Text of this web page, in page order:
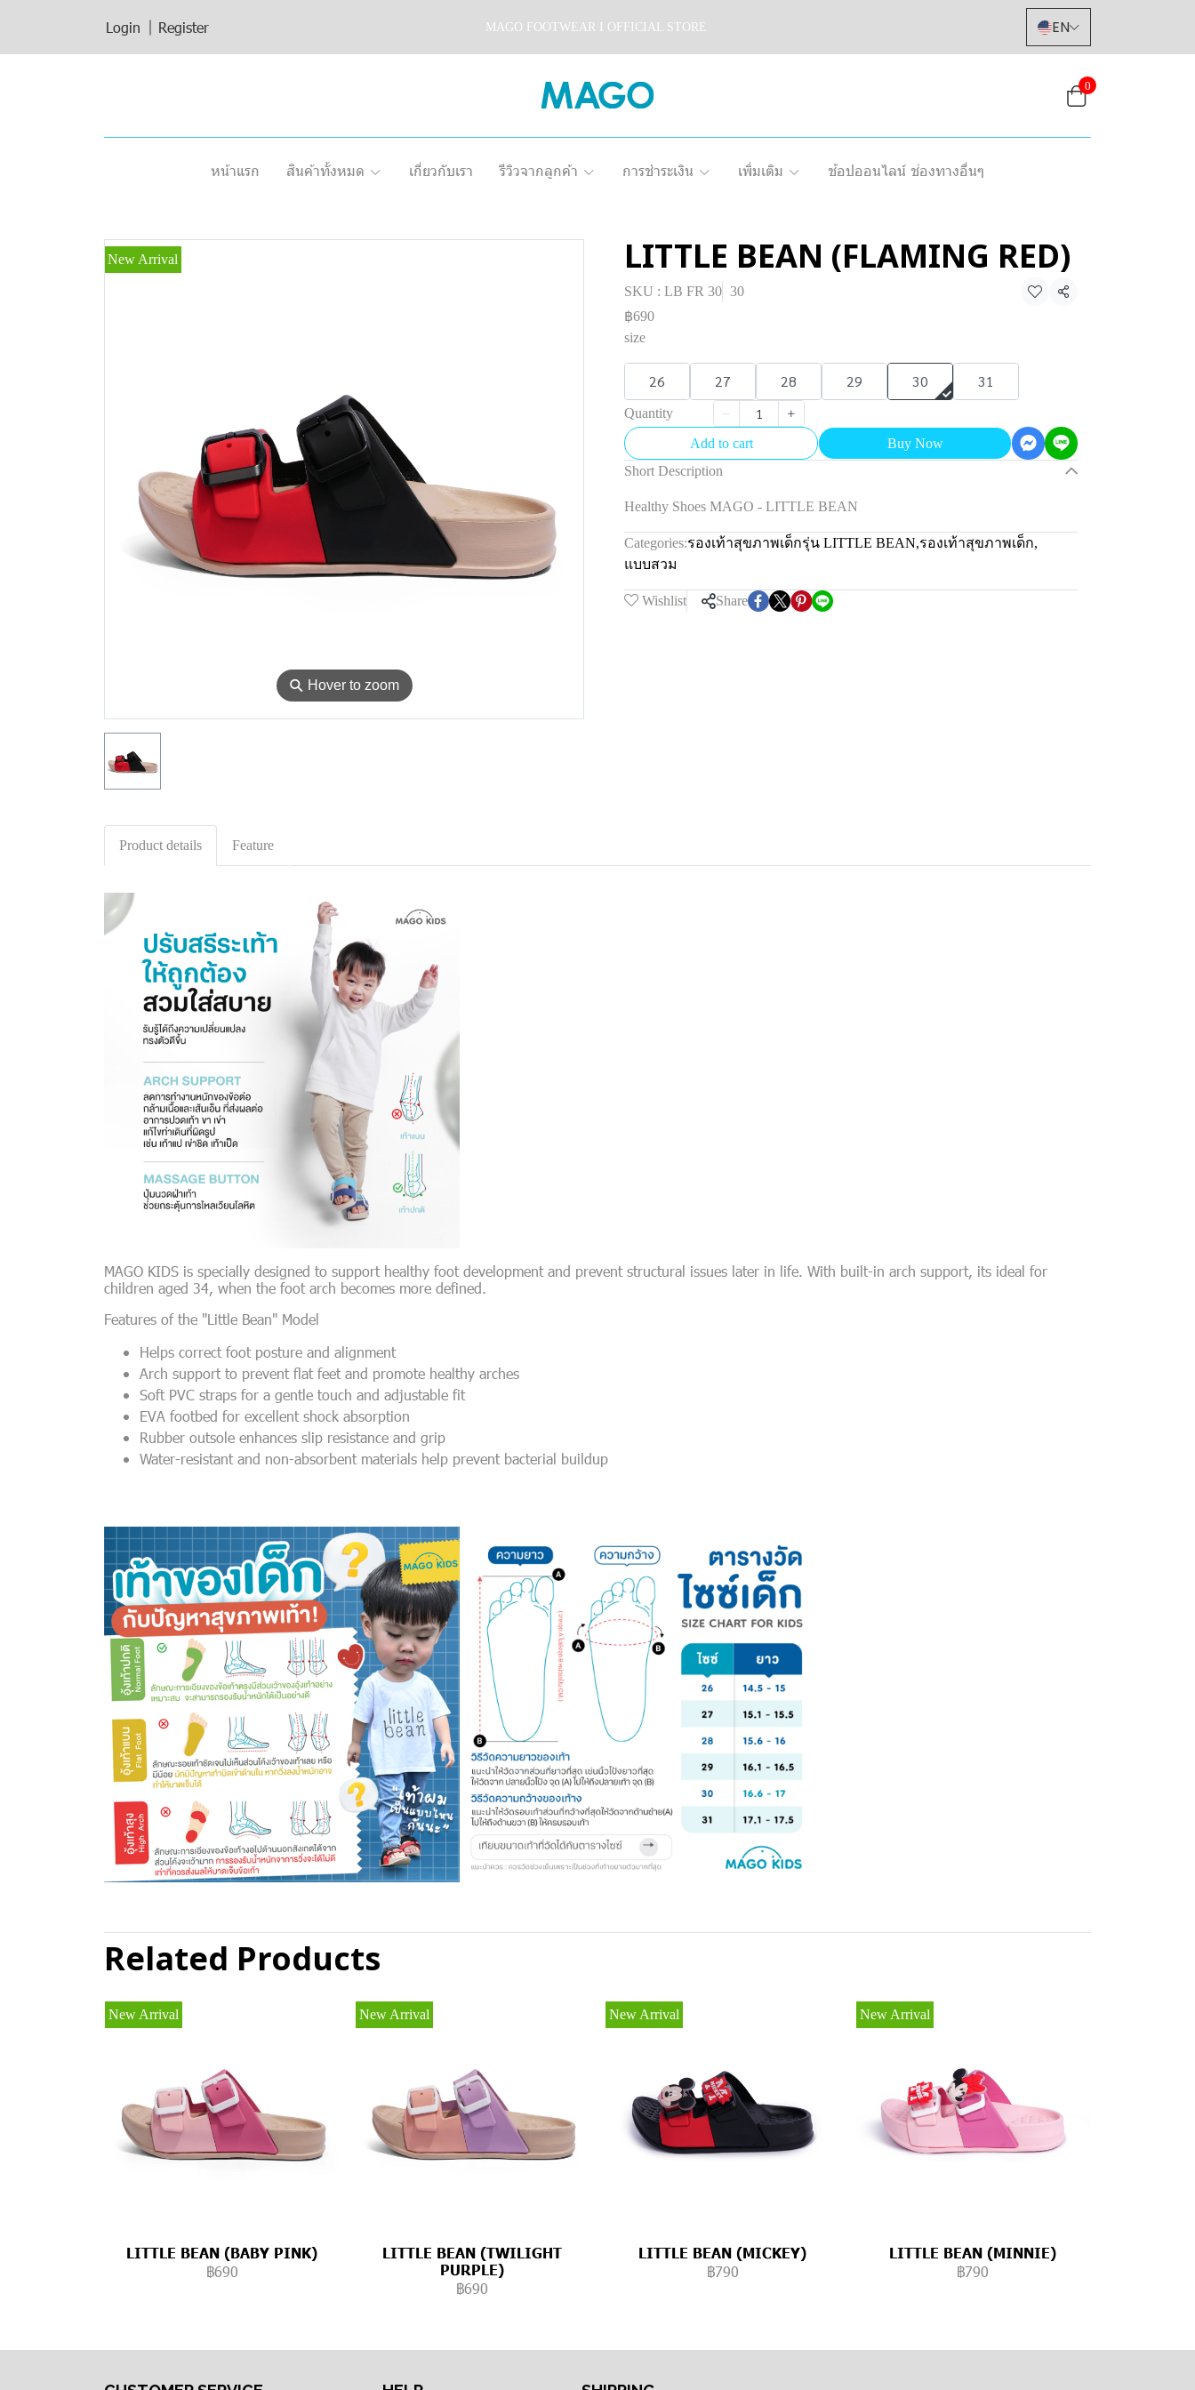
Login Register MAGO FOOTWEAR I OFFICIAL STORE EN
0
หน้าแรก สินค้าทั้งหมด เกี่ยวกับเรา รีวิวจากลูกค้า การชำระเงิน เพิ่มเติม ช้อปออนไลน์ ช่องทางอื่นๆ
⚲ Hover to zoom
New Arrival LITTLE BEAN (FLAMING RED)
SKU : LB FR 30 30
Share
฿690
size
26 27 28 29 30 31
Quantity
Add to cart
Buy Now
Short Description
Healthy Shoes MAGO - LITTLE BEAN
Categories:รองเท้าสุขภาพเด็กรุ่น LITTLE BEAN,รองเท้าสุขภาพเด็ก,
แบบสวม
Wishlist Share
Product details Feature
MAGO KIDS is specially designed to support healthy foot development and prevent structural issues later in life. With built-in arch support, its ideal for
children aged 34, when the foot arch becomes more defined.
Features of the "Little Bean" Model
Helps correct foot posture and alignment
Arch support to prevent flat feet and promote healthy arches
Soft PVC straps for a gentle touch and adjustable fit
EVA footbed for excellent shock absorption
Rubber outsole enhances slip resistance and grip
Water-resistant and non-absorbent materials help prevent bacterial buildup
Related Products
New Arrival
LITTLE BEAN (BABY PINK)
฿690
New Arrival
LITTLE BEAN (TWILIGHT
PURPLE)
฿690
New Arrival
LITTLE BEAN (MICKEY)
฿790
New Arrival
LITTLE BEAN (MINNIE)
฿790